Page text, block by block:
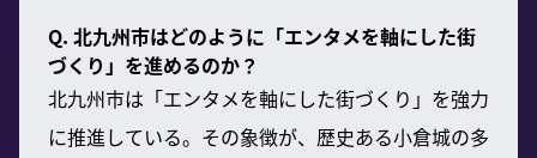
Q. 北九州市はどのように「エンタメを軸にした街
づくり」を進めるのか？
北九州市は「エンタメを軸にした街づくり」を強力
に推進している。その象徴が、歴史ある小倉城の多